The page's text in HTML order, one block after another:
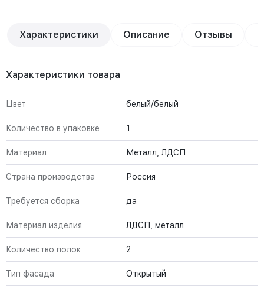
Характеристики Описание Отзывы
Характеристики товара
Цвет белый/белый
Количество в упаковке 1
Материал Металл, ЛДСП
Страна производства Россия
Требуется сборка да
Материал изделия ЛДСП, металл
Количество полок 2
Тип фасада Открытый